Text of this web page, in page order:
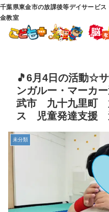
千葉県東金市の放課後等デイサービ
金教室
🎵6月4日の活動☆
ンガルー・マーカ
武市 九十九里町
ス 児童発達支援
未分類